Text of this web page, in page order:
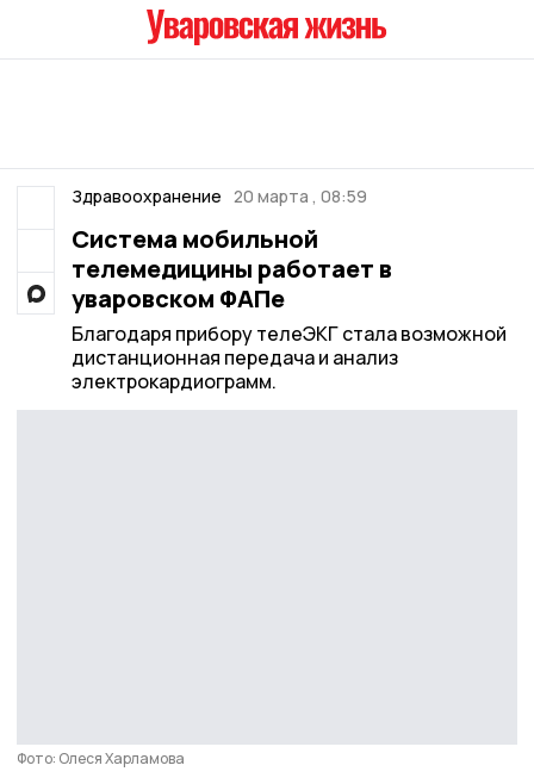
Здравоохранение 20 марта , 08:59
Система мобильной
телемедицины работает в
уваровском ФАПе
Благодаря прибору телеЭКГ стала возможной
дистанционная передача и анализ
электрокардиограмм.
Фото: Олеся Харламова